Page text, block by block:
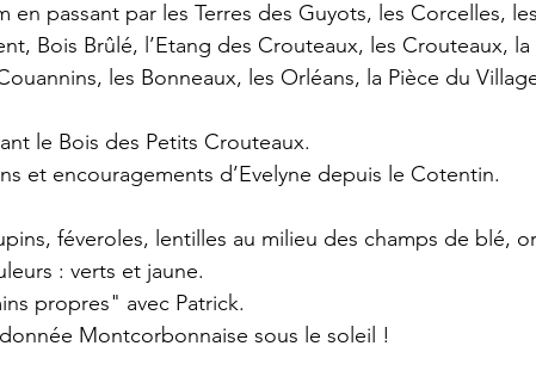
en passant par les Terres des Guyots, les Corcelles,
Bois Brûlé, l’Etang des Crouteaux, les Crouteaux,
les Bonneaux, les Orléans, la Pièce du
le Bois des Petits Crouteaux.
et encouragements d’Evelyne depuis le Cotentin.
féveroles, lentilles au milieu des champs de blé,
: verts et jaune.
propres" avec Patrick.
Montcorbonnaise sous le soleil !